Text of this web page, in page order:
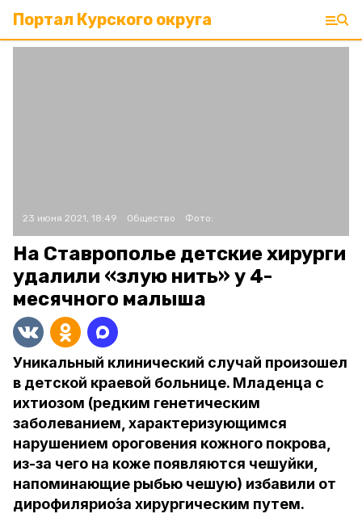
Портал Курского округа
23 июня 2021, 18:49 Общество Фото:
На Ставрополье детские хирурги
удалили «злую нить» у 4-
месячного малыша
Уникальный клинический случай произошел
в детской краевой больнице. Младенца с
ихтиозом (редким генетическим
заболеванием, характеризующимся
нарушением ороговения кожного покрова,
из-за чего на коже появляются чешуйки,
напоминающие рыбью чешую) избавили от
дирофилярио́за хирургическим путем.